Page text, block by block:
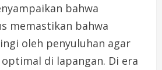
bahwa
memastikan bahwa
oleh penyuluhan agar
di lapangan. Di era